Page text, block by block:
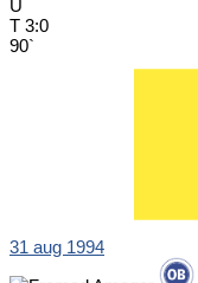
U
T 3:0
90`
31 aug 1994